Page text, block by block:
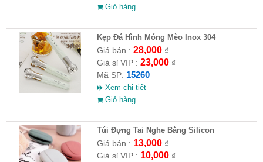
Giỏ hàng
Kẹp Đá Hình Móng Mèo Inox 304
Giá bán : 28,000₫
Giá sỉ VIP : 23,000₫
Mã SP: 15260
Xem chi tiết
Giỏ hàng
Túi Đựng Tai Nghe Bằng Silicon
Giá bán : 13,000₫
Giá sỉ VIP : 10,000₫